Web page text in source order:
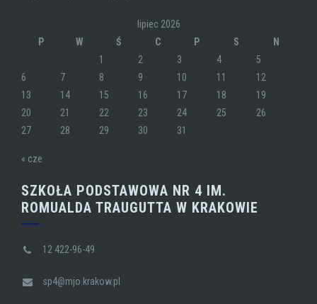
lipiec 2026
P
W Ś C P S
N
1
2 3 4
5
6
7 8 9 10 11
12
13
14 15 16 17 18
19
20
21 22 23 24 25
26
27
28 29 30 31
« cze
SZKOŁA PODSTAWOWA NR 4 IM.
ROMUALDA TRAUGUTTA W KRAKOWIE
12 422-96-49
sp4@mjo.krakow.pl